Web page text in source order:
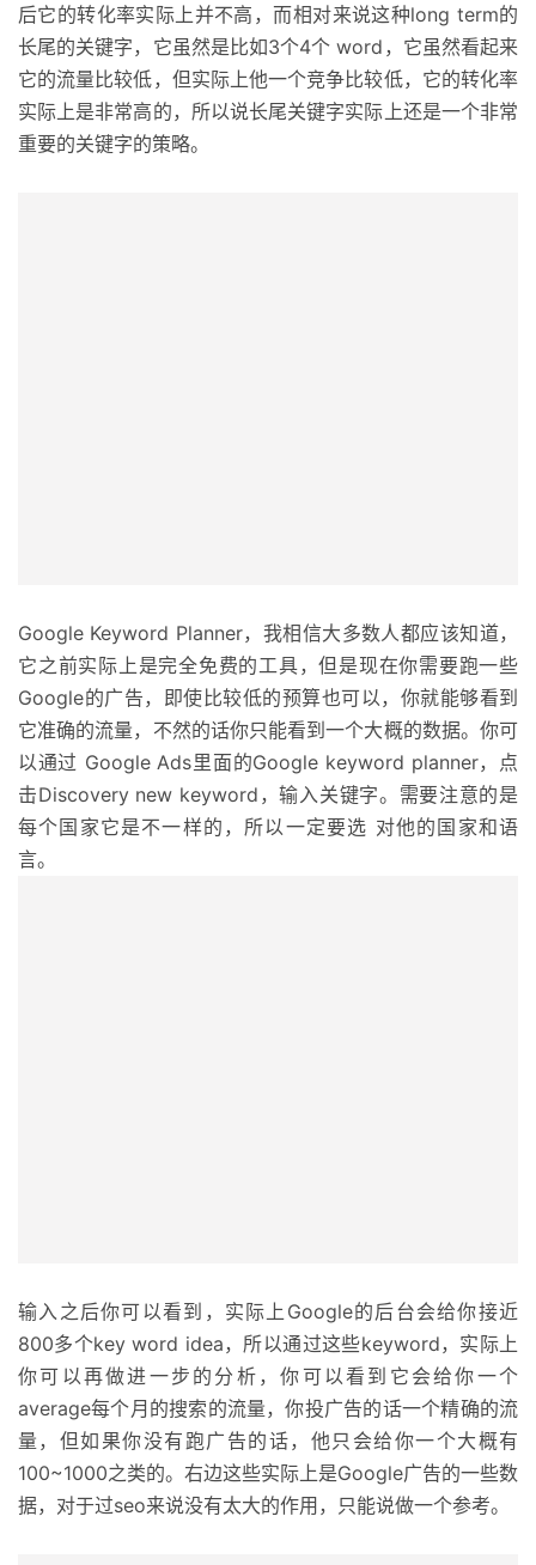
后它的转化率实际上并不高，而相对来说这种long term的
长尾的关键字，它虽然是比如3个4个 word，它虽然看起来
它的流量比较低，但实际上他一个竞争比较低，它的转化率
实际上是非常高的，所以说长尾关键字实际上还是一个非常
重要的关键字的策略。
Google Keyword Planner，我相信大多数人都应该知道，
它之前实际上是完全免费的工具，但是现在你需要跑一些
Google的广告，即使比较低的预算也可以，你就能够看到
它准确的流量，不然的话你只能看到一个大概的数据。你可
以通过 Google Ads里面的Google keyword planner，点
击Discovery new keyword，输入关键字。需要注意的是
每个国家它是不一样的，所以一定要选 对他的国家和语
言。
输入之后你可以看到，实际上Google的后台会给你接近
800多个key word idea，所以通过这些keyword，实际上
你可以再做进一步的分析，你可以看到它会给你一个
average每个月的搜索的流量，你投广告的话一个精确的流
量，但如果你没有跑广告的话，他只会给你一个大概有
100~1000之类的。右边这些实际上是Google广告的一些数
据，对于过seo来说没有太大的作用，只能说做一个参考。